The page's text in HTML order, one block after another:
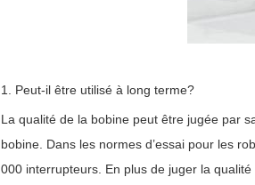
1. Peut-il être utilisé à long terme?
La qualité de la bobine peut être jugée par
bobine. Dans les normes d’essai pour les
000 interrupteurs. En plus de juger la